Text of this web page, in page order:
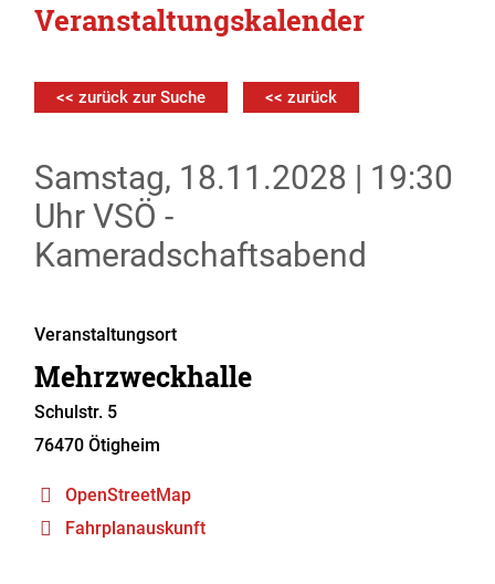
Veranstaltungskalender
<< zurück zur Suche << zurück
Samstag, 18.11.2028 | 19:30
Uhr VSÖ -
Kameradschaftsabend
Veranstaltungsort
Mehrzweckhalle
Schulstr. 5
76470 Ötigheim
OpenStreetMap
Fahrplanauskunft